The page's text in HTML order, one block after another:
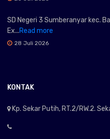
SD Negeri 3 Sumberanyar kec.
Ex...Read more
28 Juli 2026
KONTAK
Kp. Sekar Putih, RT.2/RW.2.